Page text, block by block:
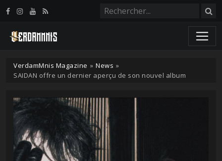
VerdamMnis Magazine » News »
SAIDAN offre un dernier aperçu de son nouvel album
Panneau de gestion des cookies